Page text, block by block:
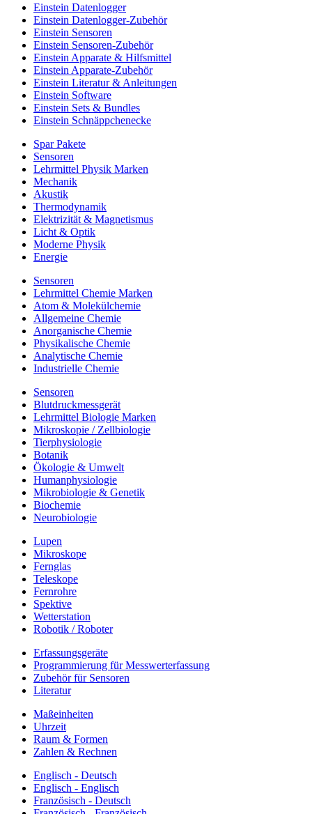
Einstein Datenlogger
Einstein Datenlogger-Zubehör
Einstein Sensoren
Einstein Sensoren-Zubehör
Einstein Apparate & Hilfsmittel
Einstein Apparate-Zubehör
Einstein Literatur & Anleitungen
Einstein Software
Einstein Sets & Bundles
Einstein Schnäppchenecke
Spar Pakete
Sensoren
Lehrmittel Physik Marken
Mechanik
Akustik
Thermodynamik
Elektrizität & Magnetismus
Licht & Optik
Moderne Physik
Energie
Sensoren
Lehrmittel Chemie Marken
Atom & Molekülchemie
Allgemeine Chemie
Anorganische Chemie
Physikalische Chemie
Analytische Chemie
Industrielle Chemie
Sensoren
Blutdruckmessgerät
Lehrmittel Biologie Marken
Mikroskopie / Zellbiologie
Tierphysiologie
Botanik
Ökologie & Umwelt
Humanphysiologie
Mikrobiologie & Genetik
Biochemie
Neurobiologie
Lupen
Mikroskope
Fernglas
Teleskope
Fernrohre
Spektive
Wetterstation
Robotik / Roboter
Erfassungsgeräte
Programmierung für Messwerterfassung
Zubehör für Sensoren
Literatur
Maßeinheiten
Uhrzeit
Raum & Formen
Zahlen & Rechnen
Englisch - Deutsch
Englisch - Englisch
Französisch - Deutsch